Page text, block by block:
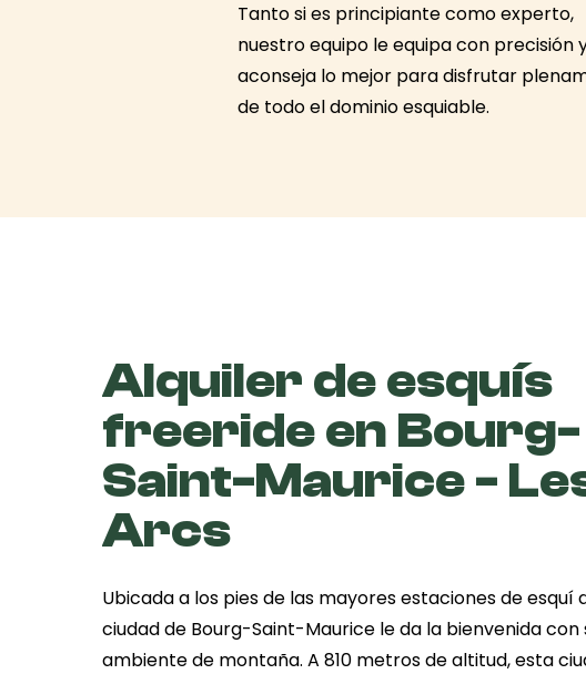
Tanto si es principiante como experto,
nuestro equipo le equipa con precisión
aconseja lo mejor para disfrutar
de todo el dominio esquiable.
Alquiler de esquís
freeride en Bourg-
Saint-Maurice -
Arcs
Ubicada a los pies de las mayores estaciones de esquí
ciudad de Bourg-Saint-Maurice le da la bienvenida
ambiente de montaña. A 810 metros de altitud, esta